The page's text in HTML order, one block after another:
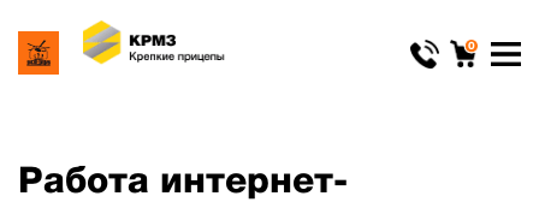
0
Работа интернет-